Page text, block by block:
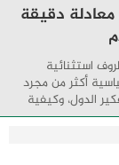
دقيقة
استثنائية
أكثر من مجرد
الدول، وكيفية
القوة ...